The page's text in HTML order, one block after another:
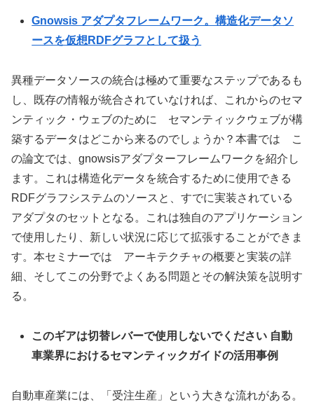
Gnowsis アダプタフレームワーク。構造化データソ
ースを仮想RDFグラフとして扱う
異種データソースの統合は極めて重要なステップであるも
し、既存の情報が統合されていなければ、これからのセマ
ンティック・ウェブのために セマンティックウェブが構
築するデータはどこから来るのでしょうか？本書では こ
の論文では、gnowsisアダプターフレームワークを紹介し
ます。これは構造化データを統合するために使用できる
RDFグラフシステムのソースと、すでに実装されている
アダプタのセットとなる。これは独自のアプリケーション
で使用したり、新しい状況に応じて拡張することができま
す。本セミナーでは アーキテクチャの概要と実装の詳
細、そしてこの分野でよくある問題とその解決策を説明す
る。
このギアは切替レバーで使用しないでください 自動
車業界におけるセマンティックガイドの活用事例
自動車産業には、「受注生産」という大きな流れがある。